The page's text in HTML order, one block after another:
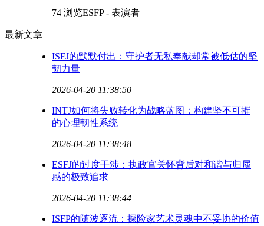
74 浏览ESFP - 表演者
最新文章
ISFJ的默默付出：守护者无私奉献却常被低估的坚
韧力量
2026-04-20 11:38:50
INTJ如何将失败转化为战略蓝图：构建坚不可摧
的心理韧性系统
2026-04-20 11:38:48
ESFJ的过度干涉：执政官关怀背后对和谐与归属
感的极致追求
2026-04-20 11:38:44
ISFP的随波逐流：探险家艺术灵魂中不妥协的价值